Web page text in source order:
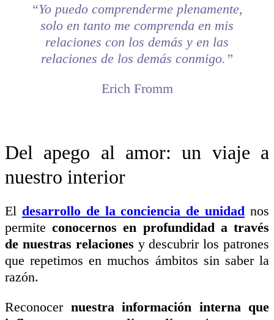
“Yo puedo comprenderme plenamente,
solo en tanto me comprenda en mis
relaciones con los demás y en las
relaciones de los demás conmigo.”
Erich Fromm
Del apego al amor: un viaje a
nuestro interior
El desarrollo de la conciencia de unidad nos
permiteconocernos en profundidad a través
de nuestras relaciones y descubrir los patrones
que repetimos en muchos ámbitos sin saber la
razón.
Reconocer nuestra información interna que